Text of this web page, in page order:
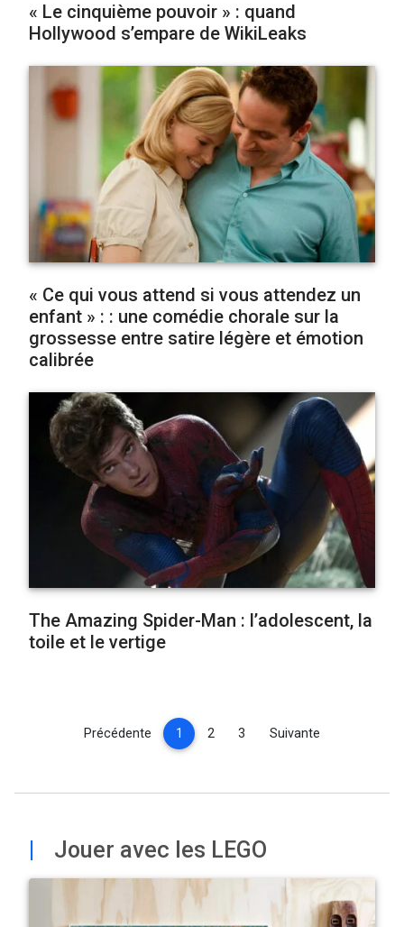
« Le cinquième pouvoir » : quand
Hollywood s’empare de WikiLeaks
« Ce qui vous attend si vous attendez un
enfant » : : une comédie chorale sur la
grossesse entre satire légère et émotion
calibrée
The Amazing Spider-Man : l’adolescent, la
toile et le vertige
Précédente 1 (current)
2 3 Suivante
Jouer avec les LEGO